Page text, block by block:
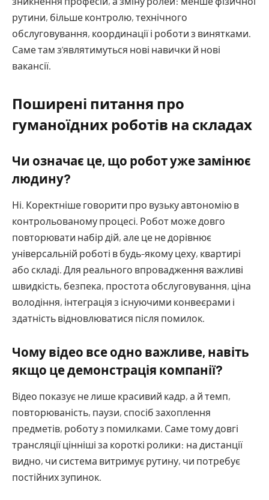
рутини, більше контролю, технічного
обслуговування, координації і роботи з винятками.
Саме там з’являтимуться нові навички й нові
вакансії.
Поширені питання про
гуманоїдних роботів на складах
Чи означає це, що робот уже замінює
людину?
Ні. Коректніше говорити про вузьку автономію в
контрольованому процесі. Робот може довго
повторювати набір дій, але це не дорівнює
універсальній роботі в будь-якому цеху, квартирі
або складі. Для реального впровадження важливі
швидкість, безпека, простота обслуговування, ціна
володіння, інтеграція з існуючими конвеєрами і
здатність відновлюватися після помилок.
Чому відео все одно важливе, навіть
якщо це демонстрація компанії?
Відео показує не лише красивий кадр, а й темп,
повторюваність, паузи, спосіб захоплення
предметів, роботу з помилками. Саме тому довгі
трансляції цінніші за короткі ролики: на дистанції
видно, чи система витримує рутину, чи потребує
постійних зупинок.